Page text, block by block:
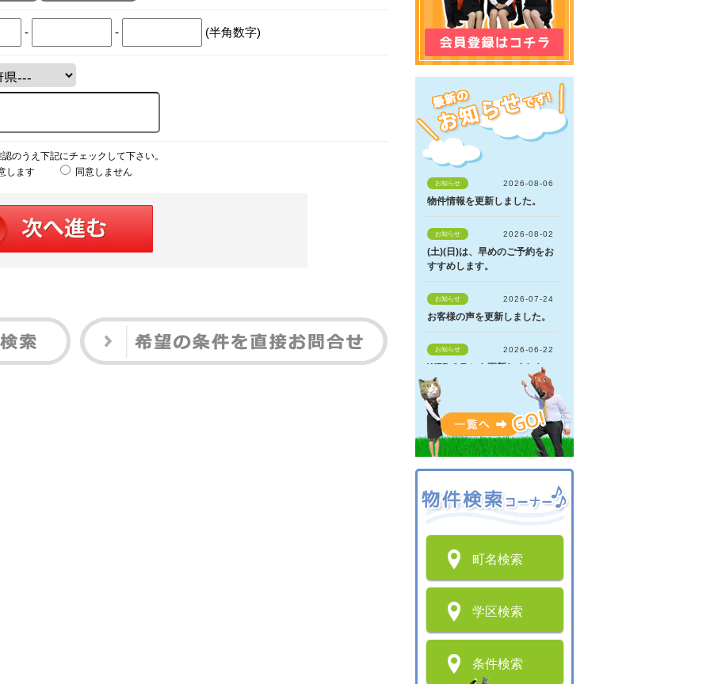
- - (半角数字)
のうえ下記にチェックして下さい。
します
同意しません
町名検索
学区検索
条件検索